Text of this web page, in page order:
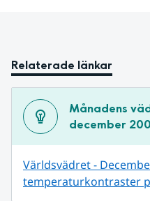
Relaterade länkar
Månadens
december
Världsvädret -
temperaturkontraster